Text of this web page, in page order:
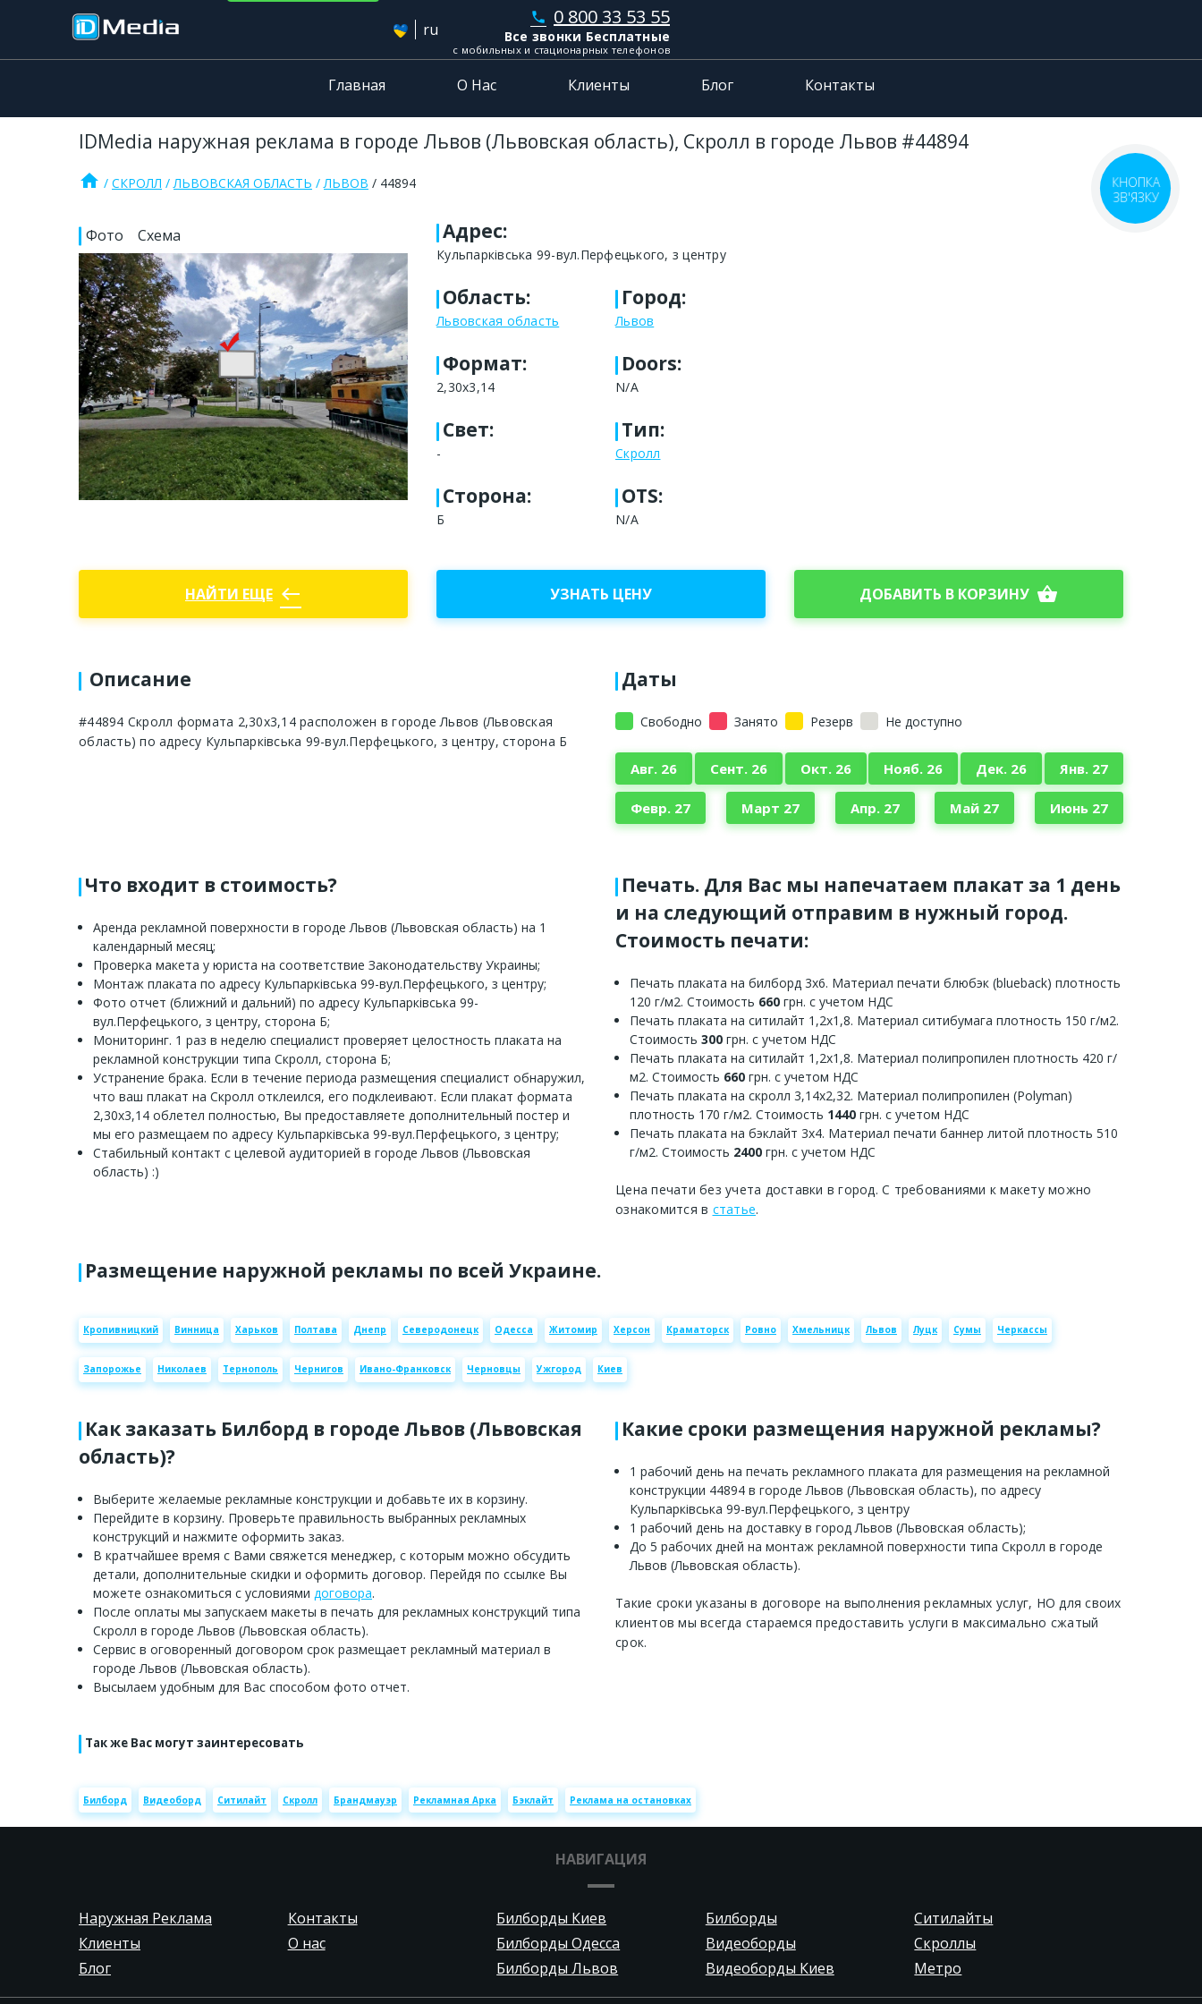
ru
phone 0 800 33 53 55
Все звонки Бесплатные
с мобильных и стационарных телефонов
Главная О Нас Клиенты Блог Контакты
IDMedia наружная реклама в городе Львов (Львовская область), Скролл в городе Львов #44894
home СКРОЛЛ ЛЬВОВСКАЯ ОБЛАСТЬ ЛЬВОВ 44894
Фото Схема Адрес:
Кульпарківська 99-вул.Перфецького, з центру
Область:
Львовская область
Город:
Львов
Формат:
2,30х3,14
Doors:
N/A
Свет:
-
Тип:
Скролл
Сторона:
Б
OTS:
N/A
НАЙТИ ЕЩЕ west УЗНАТЬ ЦЕНУ ДОБАВИТЬ В КОРЗИНУ shopping_basket
Описание
#44894 Скролл формата 2,30х3,14 расположен в городе Львов (Львовская
область) по адресу Кульпарківська 99-вул.Перфецького, з центру, сторона Б
Даты
Свободно Занято Резерв Не доступно
Авг. 26 Сент. 26 Окт. 26 Нояб. 26 Дек. 26 Янв. 27
Февр. 27 Март 27 Апр. 27 Май 27 Июнь 27
Что входит в стоимость?
Аренда рекламной поверхности в городе Львов (Львовская область) на 1
календарный месяц;
Проверка макета у юриста на соответствие Законодательству Украины;
Монтаж плаката по адресу Кульпарківська 99-вул.Перфецького, з центру;
Фото отчет (ближний и дальний) по адресу Кульпарківська 99-
вул.Перфецького, з центру, сторона Б;
Мониторинг. 1 раз в неделю специалист проверяет целостность плаката на
рекламной конструкции типа Скролл, сторона Б;
Устранение брака. Если в течение периода размещения специалист обнаружил,
что ваш плакат на Скролл отклеился, его подклеивают. Если плакат формата
2,30х3,14 облетел полностью, Вы предоставляете дополнительный постер и
мы его размещаем по адресу Кульпарківська 99-вул.Перфецького, з центру;
Стабильный контакт с целевой аудиторией в городе Львов (Львовская
область) :)
Печать. Для Вас мы напечатаем плакат за 1 день
и на следующий отправим в нужный город.
Стоимость печати:
Печать плаката на билборд 3х6. Материал печати блюбэк (blueback) плотность
120 г/м2. Стоимость 660 грн. с учетом НДС
Печать плаката на ситилайт 1,2х1,8. Материал ситибумага плотность 150 г/м2.
Стоимость 300 грн. с учетом НДС
Печать плаката на ситилайт 1,2х1,8. Материал полипропилен плотность 420 г/
м2. Стоимость 660 грн. с учетом НДС
Печать плаката на скролл 3,14х2,32. Материал полипропилен (Polyman)
плотность 170 г/м2. Стоимость 1440 грн. с учетом НДС
Печать плаката на бэклайт 3х4. Материал печати баннер литой плотность 510
г/м2. Стоимость 2400 грн. с учетом НДС
Цена печати без учета доставки в город. С требованиями к макету можно
ознакомится в статье.
Размещение наружной рекламы по всей Украине.
Кропивницкий Винница Харьков Полтава Днепр Северодонецк Одесса Житомир Херсон Краматорск Ровно Хмельницк Львов Луцк Сумы Черкассы
Запорожье Николаев Тернополь Чернигов Ивано-Франковск Черновцы Ужгород Киев
Как заказать Билборд в городе Львов (Львовская
область)?
Выберите желаемые рекламные конструкции и добавьте их в корзину.
Перейдите в корзину. Проверьте правильность выбранных рекламных
конструкций и нажмите оформить заказ.
В кратчайшее время с Вами свяжется менеджер, с которым можно обсудить
детали, дополнительные скидки и оформить договор. Перейдя по ссылке Вы
можете ознакомиться с условиями договора.
После оплаты мы запускаем макеты в печать для рекламных конструкций типа
Скролл в городе Львов (Львовская область).
Сервис в оговоренный договором срок размещает рекламный материал в
городе Львов (Львовская область).
Высылаем удобным для Вас способом фото отчет.
Какие сроки размещения наружной рекламы?
1 рабочий день на печать рекламного плаката для размещения на рекламной
конструкции 44894 в городе Львов (Львовская область), по адресу
Кульпарківська 99-вул.Перфецького, з центру
1 рабочий день на доставку в город Львов (Львовская область);
До 5 рабочих дней на монтаж рекламной поверхности типа Скролл в городе
Львов (Львовская область).
Такие сроки указаны в договоре на выполнения рекламных услуг, НО для своих
клиентов мы всегда стараемся предоставить услуги в максимально сжатый
срок.
Так же Вас могут заинтересовать
Билборд Видеоборд Ситилайт Скролл Брандмауэр Рекламная Арка Бэклайт Реклама на остановках
НАВИГАЦИЯ
Наружная Реклама
Билборды Львов
Клиенты
Билборды
Блог
Видеоборды
Контакты
Видеоборды Киев
О нас
Ситилайты
Билборды Киев
Скроллы
Билборды Одесса
Метро
КНОПКА
ЗВ'ЯЗКУ